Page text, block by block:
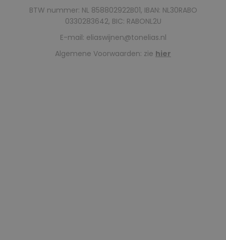
BTW nummer: NL 858802922B01, IBAN: NL30RABO
0330283642, BIC: RABONL2U
E-mail: eliaswijnen@tonelias.nl
Algemene Voorwaarden: zie hier